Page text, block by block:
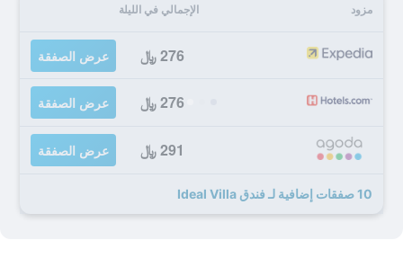
مزود الإجمالي في الليلة
276 ﷼ عرض الصفقة
276 ﷼ عرض الصفقة
291 ﷼ عرض الصفقة
10 صفقات إضافية لـ فندق Ideal Villa